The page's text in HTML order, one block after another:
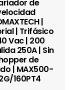
de
|
| Trifásico
Vac | 200
250A | Sin
de
| MAX500-
160PT4